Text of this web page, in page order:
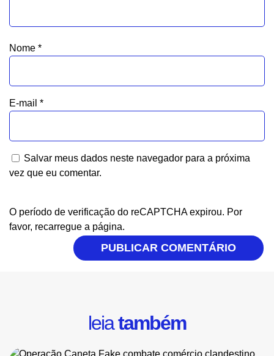
Nome *
E-mail *
Salvar meus dados neste navegador para a próxima
vez que eu comentar.
O período de verificação do reCAPTCHA expirou. Por
favor, recarregue a página.
leiatambém